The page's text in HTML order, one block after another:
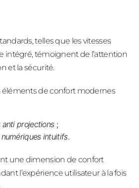
telles que les vitesses
intégré, témoignent de l’attention
et la sécurité.
éléments de confort modernes
projections;
intuitifs.
une dimension de confort
l’expérience utilisateur à la fois